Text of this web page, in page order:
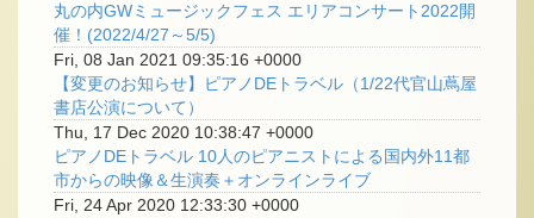
丸の内GWミュージックフェス エリアコンサート2022開
催！(2022/4/27～5/5)
Fri, 08 Jan 2021 09:35:16 +0000
【変更のお知らせ】ピアノDEトラベル（1/22代官山蔦屋
書店公演について）
Thu, 17 Dec 2020 10:38:47 +0000
ピアノDEトラベル 10人のピアニストによる国内外11都
市からの映像＆生演奏＋オンラインライブ
Fri, 24 Apr 2020 12:33:30 +0000